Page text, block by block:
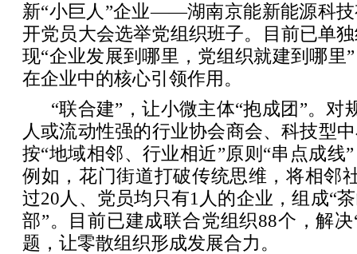
新“小巨人”企业——湖南京能新能源科
开党员大会选举党组织班子。目前已单
现“企业发展到哪里，党组织就建到哪里
在企业中的核心引领作用。
“联合建”，让小微主体“抱成团”。对
人或流动性强的行业协会商会、科技型
按“地域相邻、行业相近”原则“串点成线
例如，花门街道打破传统思维，将相邻
过20人、党员均只有1人的企业，组成“
部”。目前已建成联合党组织88个，解
题，让零散组织形成发展合力。